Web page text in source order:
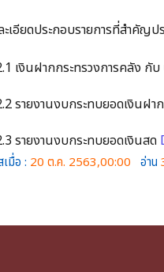
ะเอียดประกอบรายการที่สำคัญ
เงินฝากกระทรวงการคลัง กั
รายงานงบกระทบยอดเงินฝา
รายงานงบกระทบยอดเงินสด
มื่อ : 20 ต.ค. 2563,00:00 อ่าน